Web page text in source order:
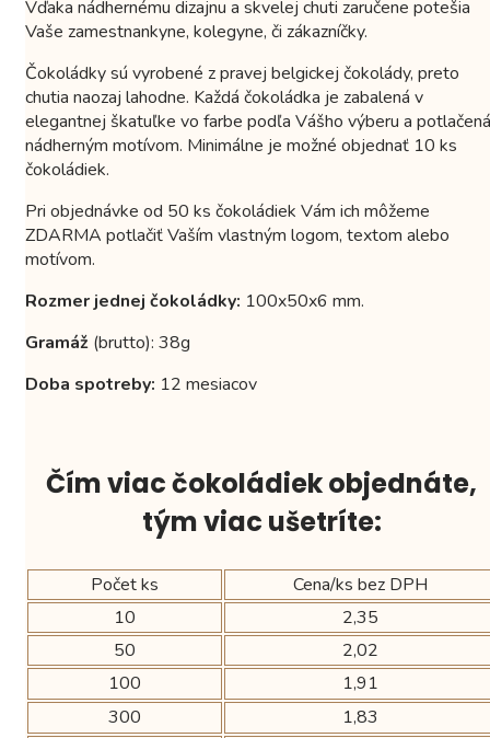
Vďaka nádhernému dizajnu a skvelej chuti zaručene potešia
Vaše zamestnankyne, kolegyne, či zákazníčky.
Čokoládky sú vyrobené z pravej belgickej čokolády, preto
chutia naozaj lahodne. Každá čokoládka je zabalená v
elegantnej škatuľke vo farbe podľa Vášho výberu a potlačená
nádherným motívom. Minimálne je možné objednať 10 ks
čokoládiek.
Pri objednávke od 50 ks čokoládiek Vám ich môžeme
ZDARMA potlačiť Vaším vlastným logom, textom alebo
motívom.
Rozmer jednej čokoládky: 100x50x6 mm.
Gramáž (brutto): 38g
Doba spotreby: 12 mesiacov
Čím viac čokoládiek objednáte,
tým viac ušetríte:
Počet ks
Cena/ks bez DPH
10
2,35
50
2,02
100
1,91
300
1,83